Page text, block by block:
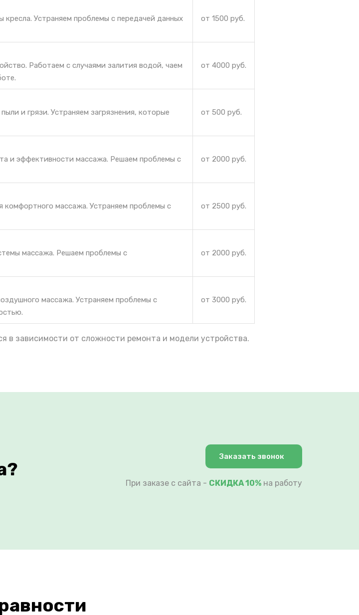
Устраняем проблемы с передачей данных
от 1500 руб.
Работаем с случаями залития водой, чаем
от 4000 руб.
и грязи. Устраняем загрязнения, которые
от 500 руб.
и эффективности массажа. Решаем проблемы с
от 2000 руб.
комфортного массажа. Устраняем проблемы с
от 2500 руб.
массажа. Решаем проблемы с
от 2000 руб.
массажа. Устраняем проблемы с
от 3000 руб.
в зависимости от сложности ремонта и модели устройства.
Заказать звонок
При заказе с сайта - СКИДКА 10% на работу